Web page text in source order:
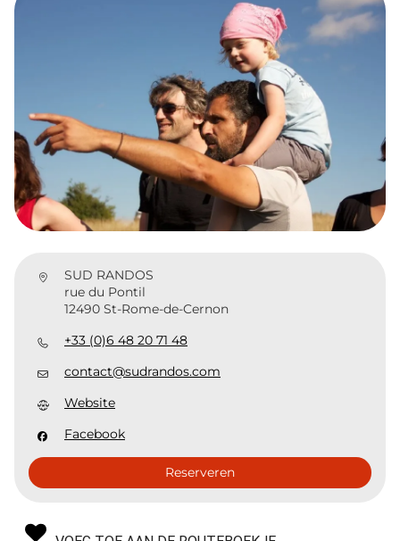
SUD RANDOS
rue du Pontil
12490 St-Rome-de-Cernon
+33 (0)6 48 20 71 48
contact@sudrandos.com
Website
Facebook
Reserveren